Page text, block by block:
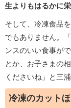
生よりもはるかに
そして、冷凍食品
でもありません。
ンスのいい食事が
とか、お子さまの
くださいね」と三浦
冷凍のカット